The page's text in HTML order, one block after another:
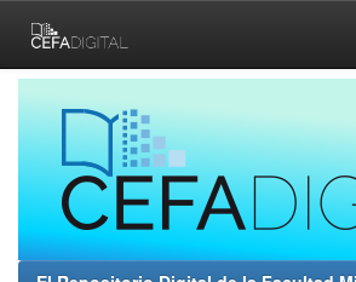
navigation